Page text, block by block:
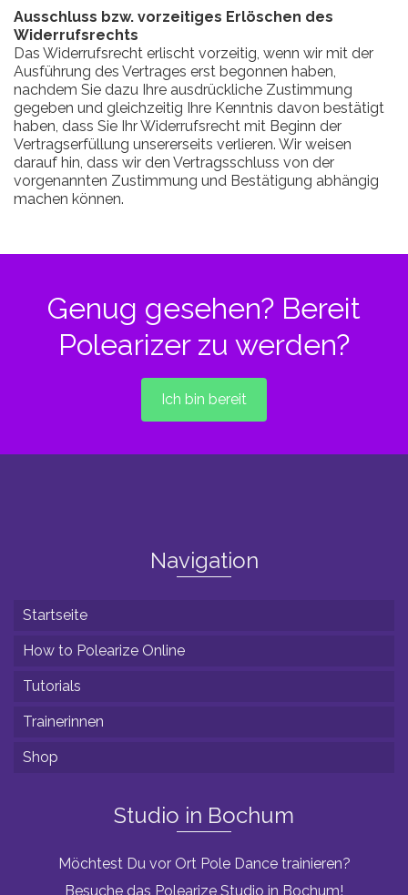
Ausschluss bzw. vorzeitiges Erlöschen des
Widerrufsrechts
Das Widerrufsrecht erlischt vorzeitig, wenn wir mit der
Ausführung des Vertrages erst begonnen haben,
nachdem Sie dazu Ihre ausdrückliche Zustimmung
gegeben und gleichzeitig Ihre Kenntnis davon bestätigt
haben, dass Sie Ihr Widerrufsrecht mit Beginn der
Vertragserfüllung unsererseits verlieren. Wir weisen
darauf hin, dass wir den Vertragsschluss von der
vorgenannten Zustimmung und Bestätigung abhängig
machen können.
Genug gesehen? Bereit
Polearizer zu werden?
Ich bin bereit
Navigation
Startseite
How to Polearize Online
Tutorials
Trainerinnen
Shop
Studio in Bochum
Möchtest Du vor Ort Pole Dance trainieren?
Besuche das Polearize Studio in Bochum!